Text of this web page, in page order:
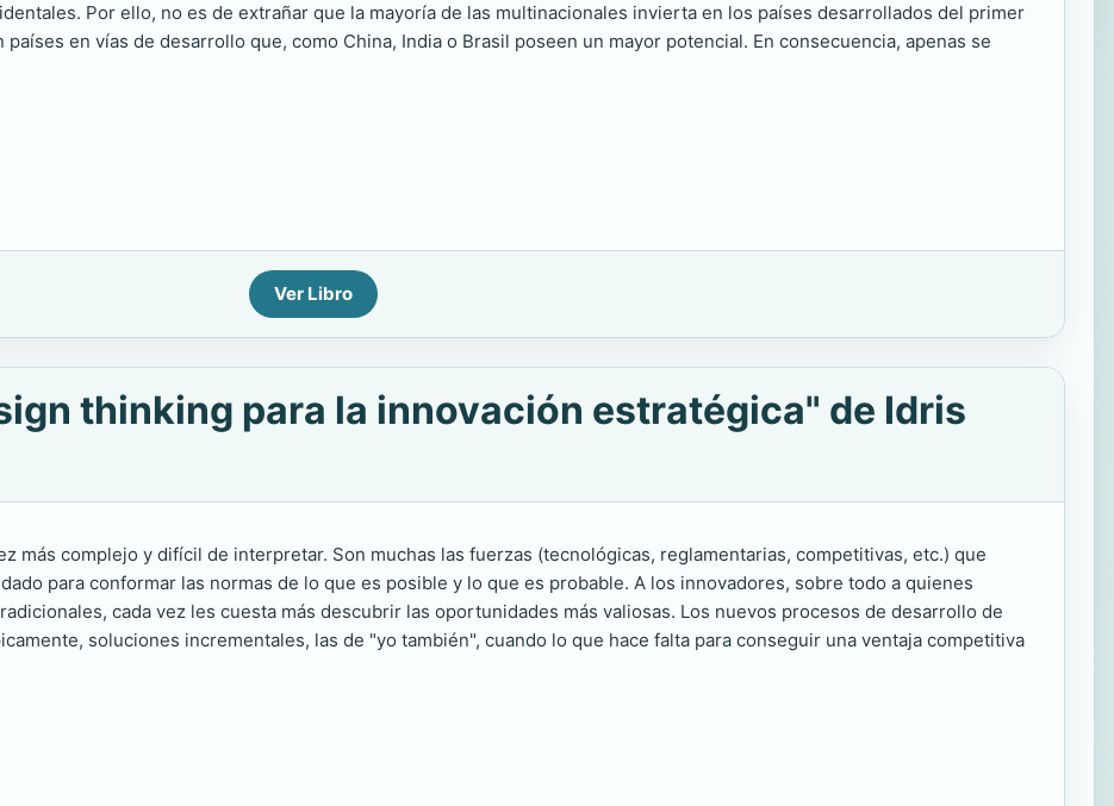
Por ello, no es de extrañar que la mayoría de las multinacionales invierta en los países desarrollados del primer
países en vías de desarrollo que, como China, India o Brasil poseen un mayor potencial. En consecuencia, apenas se
Ver Libro
thinking para la innovación estratégica" de Idris
más complejo y difícil de interpretar. Son muchas las fuerzas (tecnológicas, reglamentarias, competitivas, etc.) que
para conformar las normas de lo que es posible y lo que es probable. A los innovadores, sobre todo a quienes
cada vez les cuesta más descubrir las oportunidades más valiosas. Los nuevos procesos de desarrollo de
soluciones incrementales, las de "yo también", cuando lo que hace falta para conseguir una ventaja competitiva